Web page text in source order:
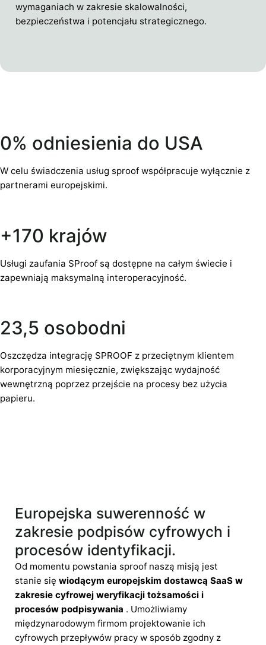
wymaganiach w zakresie skalowalności,
bezpieczeństwa i potencjału strategicznego.
0% odniesienia do USA
W celu świadczenia usług sproof współpracuje wyłącznie z
partnerami europejskimi.
+170 krajów
Usługi zaufania SProof są dostępne na całym świecie i
zapewniają maksymalną interoperacyjność.
23,5 osobodni
Oszczędza integrację SPROOF z przeciętnym klientem
korporacyjnym miesięcznie, zwiększając wydajność
wewnętrzną poprzez przejście na procesy bez użycia
papieru.
Europejska suwerenność w
zakresie podpisów cyfrowych i
procesów identyfikacji.
Od momentu powstania sproof naszą misją jest
stanie się wiodącym europejskim dostawcą SaaS w
zakresie cyfrowej weryfikacji tożsamości i
procesów podpisywania . Umożliwiamy
międzynarodowym firmom projektowanie ich
cyfrowych przepływów pracy w sposób zgodny z